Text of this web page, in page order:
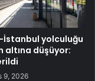
yolculuğu
altına düşüyor:
9, 2026